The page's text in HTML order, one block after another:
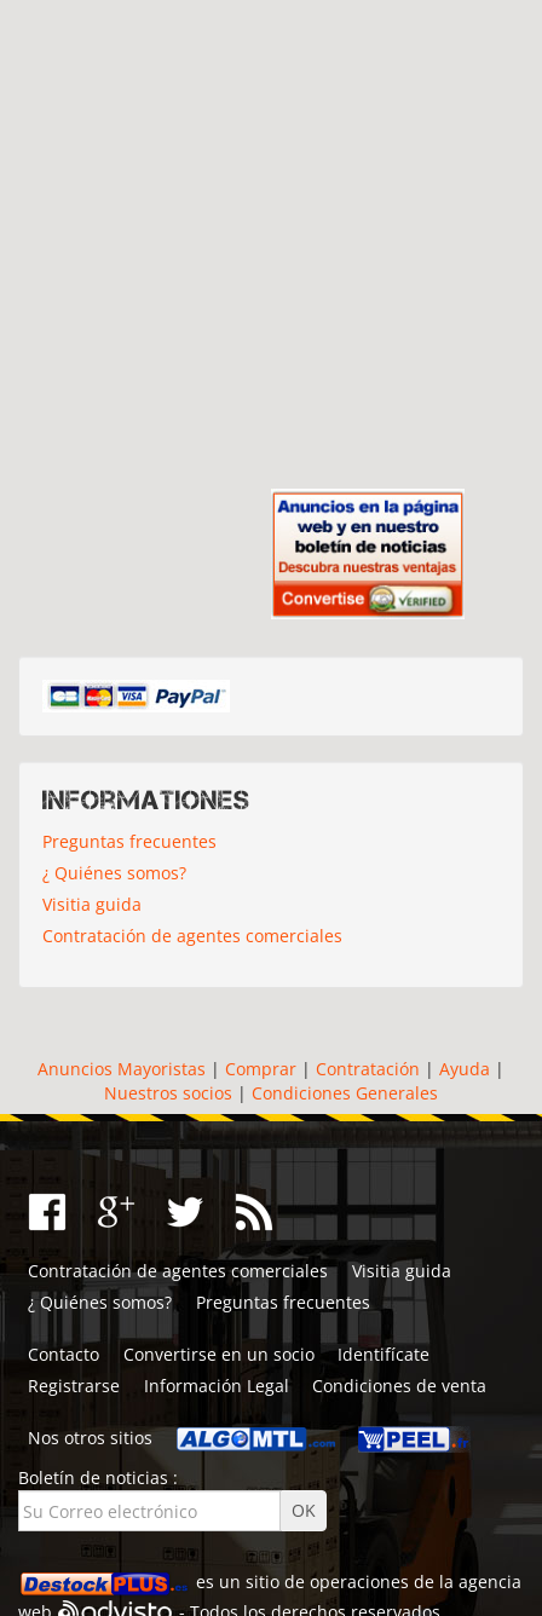
Informationes
Preguntas frecuentes
¿ Quiénes somos?
Visitia guida
Contratación de agentes comerciales
Anuncios Mayoristas | Comprar | Contratación | Ayuda |
Nuestros socios | Condiciones Generales
Contratación de agentes comerciales
Visitia guida
¿ Quiénes somos?
Preguntas frecuentes
Contacto Convertirse en un socio
Identifícate
Registrarse
Información Legal Condiciones de venta
Nos otros sitios
Boletín de noticias :
es un sitio de operaciones de la agencia